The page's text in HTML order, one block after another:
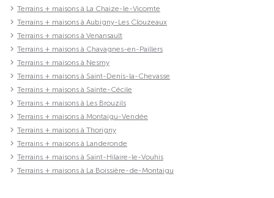
Terrains + maisons à La Chaize-le-Vicomte
Terrains + maisons à Aubigny-Les Clouzeaux
Terrains + maisons à Venansault
Terrains + maisons à Chavagnes-en-Paillers
Terrains + maisons à Nesmy
Terrains + maisons à Saint-Denis-la-Chevasse
Terrains + maisons à Sainte-Cécile
Terrains + maisons à Les Brouzils
Terrains + maisons à Montaigu-Vendée
Terrains + maisons à Thorigny
Terrains + maisons à Landeronde
Terrains + maisons à Saint-Hilaire-le-Vouhis
Terrains + maisons à La Boissière-de-Montaigu